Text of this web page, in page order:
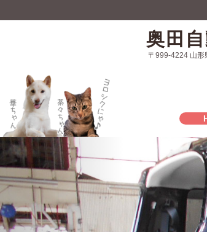
奥田
〒999-4224 山形
Previous